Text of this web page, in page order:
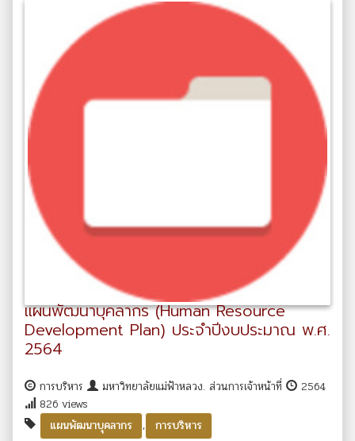
แผนพัฒนาบุคลากร (Human Resource
Development Plan) ประจำปีงบประมาณ พ.ศ.
2564
การบริหาร มหาวิทยาลัยแม่ฟ้าหลวง. ส่วนการเจ้าหน้าที่
2564
826 views
แผนพัฒนาบุคลากร
, การบริหาร